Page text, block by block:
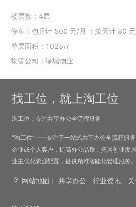
楼层数：4层
停车：包月计 500 元/月 ；按天计 80
单层面积：1028㎡
物管公司：绿城物业
找工位，就上淘工位
淘工位，专注共享办公全流程服务
“淘工位”——专注于一站式共享办公全流程服
企业或个人客户，提高办公品质，拓展创业发
业主优化资源配置，提供精准智能化管理服务。
网站地图： 共享办公 行业资讯